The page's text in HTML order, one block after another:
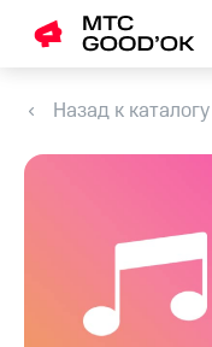
Назад к каталогу